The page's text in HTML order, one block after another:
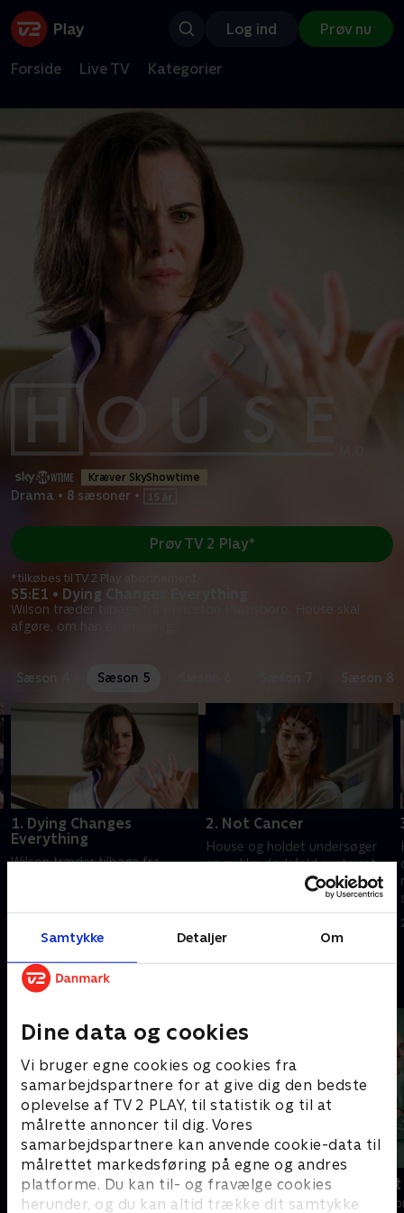
Samtykke Detaljer Om
Dine data og cookies
Vi bruger egne cookies og cookies fra
samarbejdspartnere for at give dig den bedste
oplevelse af TV 2 PLAY, til statistik og til at
målrette annoncer til dig. Vores
samarbejdspartnere kan anvende cookie-data til
målrettet markedsføring på egne og andres
platforme. Du kan til- og fravælge cookies
herunder, og du kan altid trække dit samtykke
Log ind Prøv nu
Forside Live TV Kategorier
Kræver SkyShowtime
Drama • 8 sæsoner •
S5:E1 • Dying Changes Everything
Wilson træder tilbage fra Princeton Plainsboro. House skal
afgøre, om han er ansvarlig.
Prøv TV 2 Play*
*tilkøbes til TV 2 Play abonnement
Sæson 4 Sæson 5 Sæson 8
1. Dying Changes
Everything
Wilson træder tilbage fra
ansvarlig.
20. september 2022 • 41 min
2. Not Cancer
House og holdet undersøger
en række dødsfald centreret
omkring en enkelt organdonor.
Andre så også
Happy fucking Pride
Drama • 1 sæsoner
Fake Patient
Drama • 1